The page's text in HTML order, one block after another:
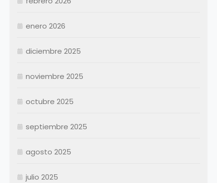
Junio
Agosto
Noviembre
Resumen Permanentes
Junio
Agosto
Noviembre
Resumen Permanentes
enero 2026
diciembre 2025
noviembre 2025
octubre 2025
septiembre 2025
agosto 2025
julio 2025